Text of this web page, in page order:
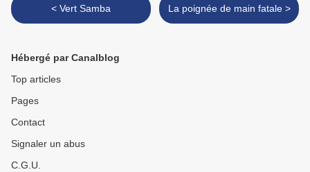
< Vert Samba La poignée de main fatale >
Hébergé par Canalblog
Top articles
Pages
Contact
Signaler un abus
C.G.U.